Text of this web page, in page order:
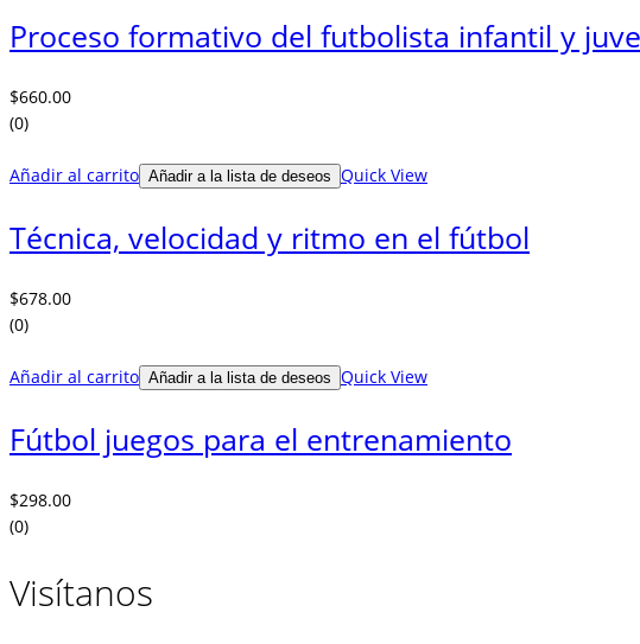
Proceso formativo del futbolista infantil y
$660.00
(0)
Añadir al carrito Añadir a la lista de deseos Quick View
Técnica, velocidad y ritmo en el fútbol
$678.00
(0)
Añadir al carrito Añadir a la lista de deseos Quick View
Fútbol juegos para el entrenamiento
$298.00
(0)
Visítanos